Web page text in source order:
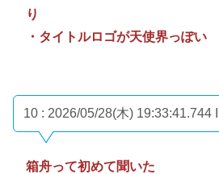
り
・タイトルロゴが天使界っぽい
10 : 2026/05/28(木) 19:33:41.744
箱舟って初めて聞いた